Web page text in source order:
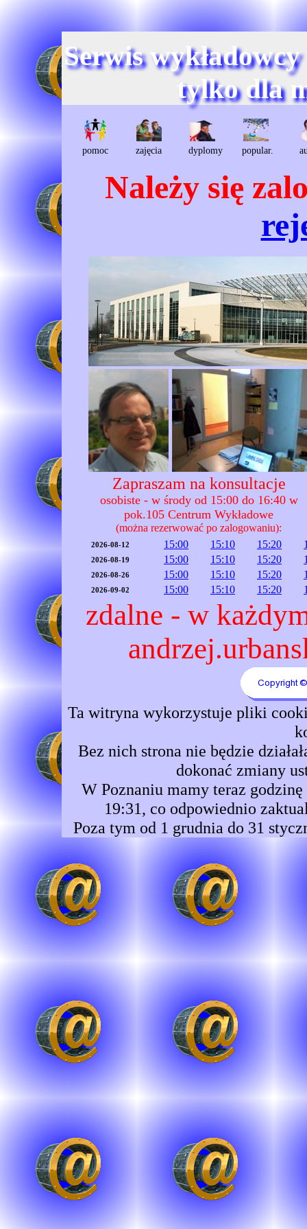
Serwis
tylko dla
pomoc zajęcia dyplomy popular.
Należy się
Zapraszam na konsultacje
osobiste - w środy od 15:00 do 16:40 w
pok.105 Centrum Wykładowe
(można rezerwować po zalogowaniu):
2026-08-12 15:00 15:10 15:20
2026-08-19 15:00 15:10 15:20
2026-08-26 15:00 15:10 15:20
2026-09-02 15:00 15:10 15:20
zdalne - w
Ta witryna wykorzystuje pliki
Bez nich strona nie będzie
dokonać zmiany
W Poznaniu mamy teraz
19:31, co odpowiednio
Poza tym od 1 grudnia do 31